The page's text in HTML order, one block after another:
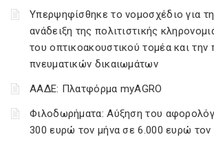
Υπερψηφίσθηκε το νομοσχέδιο για τη
ανάδειξη της πολιτιστικής
του οπτικοακουστικού τομέα και την
πνευματικών δικαιωμάτων
ΑΑΔΕ: Πλατφόρμα myAGRO
Φιλοδωρήματα: Αύξηση του
300 ευρώ τον μήνα σε 6.000 ευρώ τον